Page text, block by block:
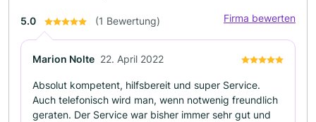
5.0 (1 Bewertung) Firma bewerten
Marion Nolte 22. April 2022
Absolut kompetent, hilfsbereit und super Service.
Auch telefonisch wird man, wenn notwenig freundlich
geraten. Der Service war bisher immer sehr gut und